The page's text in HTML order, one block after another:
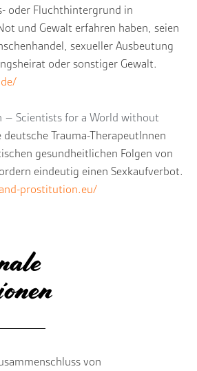
oder Fluchthintergrund in
und Gewalt erfahren haben, seien
sexueller Ausbeutung
oder sonstiger Gewalt.
– Scientists for a World without
deutsche Trauma-TherapeutInnen
gesundheitlichen Folgen von
eindeutig einen Sexkaufverbot.
prostitution.eu/
von